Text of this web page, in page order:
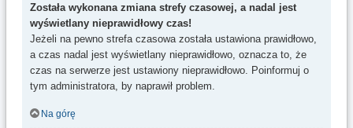
Została wykonana zmiana strefy czasowej, a nadal jest
wyświetlany nieprawidłowy czas!
Jeżeli na pewno strefa czasowa została ustawiona prawidłowo,
a czas nadal jest wyświetlany nieprawidłowo, oznacza to, że
czas na serwerze jest ustawiony nieprawidłowo. Poinformuj o
tym administratora, by naprawił problem.
Na górę